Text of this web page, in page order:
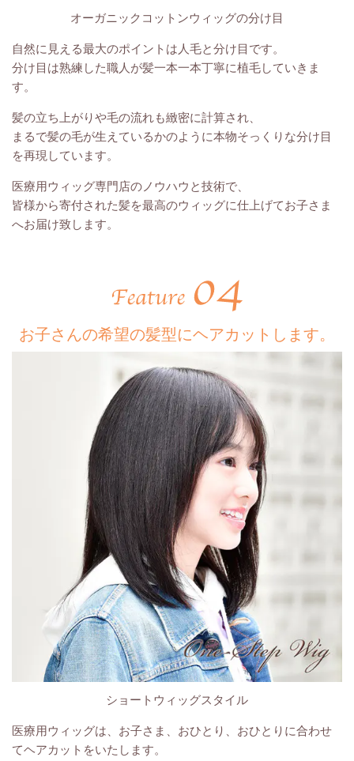
オーガニックコットンウィッグの分け目
自然に見える最大のポイントは人毛と分け目です。
分け目は熟練した職人が髪一本一本丁寧に植毛していきま
す。
髪の立ち上がりや毛の流れも緻密に計算され、
まるで髪の毛が生えているかのように本物そっくりな分け目
を再現しています。
医療用ウィッグ専門店のノウハウと技術で、
皆様から寄付された髪を最高のウィッグに仕上げてお子さま
へお届け致します。
お子さんの希望の髪型にヘアカットします。
ショートウィッグスタイル
医療用ウィッグは、お子さま、おひとり、おひとりに合わせ
てヘアカットをいたします。